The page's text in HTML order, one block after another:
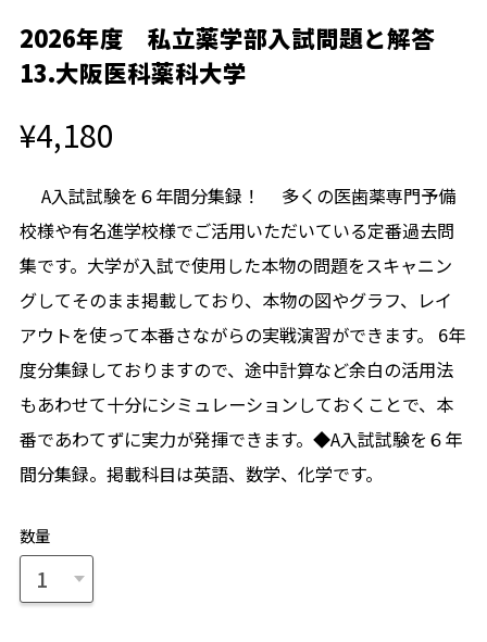
2026年度 私立薬学部入試問題と解答
13.大阪医科薬科大学
¥4,180
A入試試験を６年間分集録！ 多くの医歯薬専門予備
校様や有名進学校様でご活用いただいている定番過去問
集です。大学が入試で使用した本物の問題をスキャニン
グしてそのまま掲載しており、本物の図やグラフ、レイ
アウトを使って本番さながらの実戦演習ができます。 6年
度分集録しておりますので、途中計算など余白の活用法
もあわせて十分にシミュレーションしておくことで、本
番であわてずに実力が発揮できます。◆A入試試験を６年
間分集録。掲載科目は英語、数学、化学です。
数量